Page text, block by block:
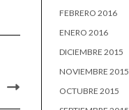
FEBRERO 2016
ENERO 2016
DICIEMBRE 2015
NOVIEMBRE 2015
OCTUBRE 2015